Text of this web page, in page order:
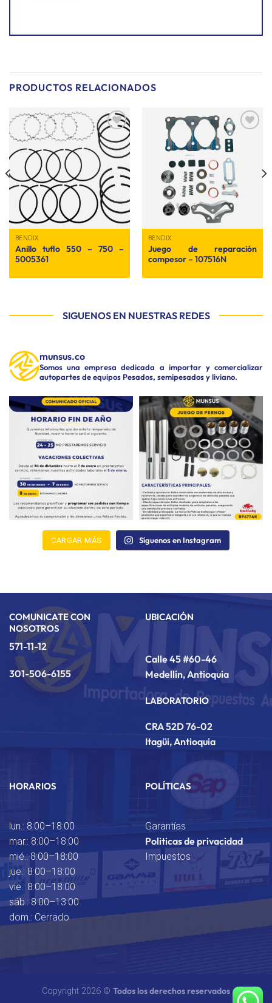
PRODUCTOS RELACIONADOS
Añadir
a la
lista de
deseos
BENDIX
Anillo tuflo 550 – 750 –
5005361
lista de
deseos
BENDIX
Juego de reparación
compesor – 107516N
SIGUENOS EN NUESTRAS REDES
munsus.co
Somos una empresa dedicada a importar y comercializar
autopartes de equipos Pesados, semipesados y liviano.
CARGAR MÁS Síguenos en Instagram
COMUNICATE CON
NOSOTROS
571-11-12
301-506-6155
UBICACIÓN
Calle 45 #60-46
Medellín, Antioquia
LABORATORIO
CRA 52D 76-02
Itagüi, Antioquia
HORARIOS
lun.: 8:00–18:00
mar.: 8:00–18:00
mié.: 8:00–18:00
jue.: 8:00–18:00
vie.: 8:00–18:00
sáb.: 8:00–13:00
dom.: Cerrado
POLÍTICAS
Garantías
Politicas de privacidad
Impuestos
Copyright 2026 © Todos los derechos reservados